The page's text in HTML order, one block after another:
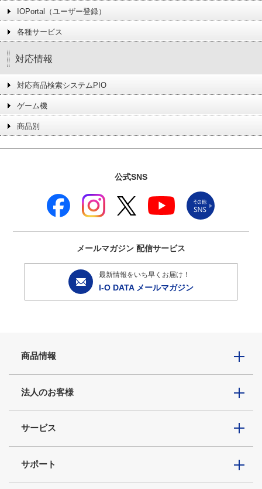
IOPortal（ユーザー登録）
各種サービス
対応情報
対応商品検索システムPIO
ゲーム機
商品別
公式SNS
メールマガジン 配信サービス
最新情報をいち早くお届け！
I-O DATA メールマガジン
商品情報
法人のお客様
サービス
サポート